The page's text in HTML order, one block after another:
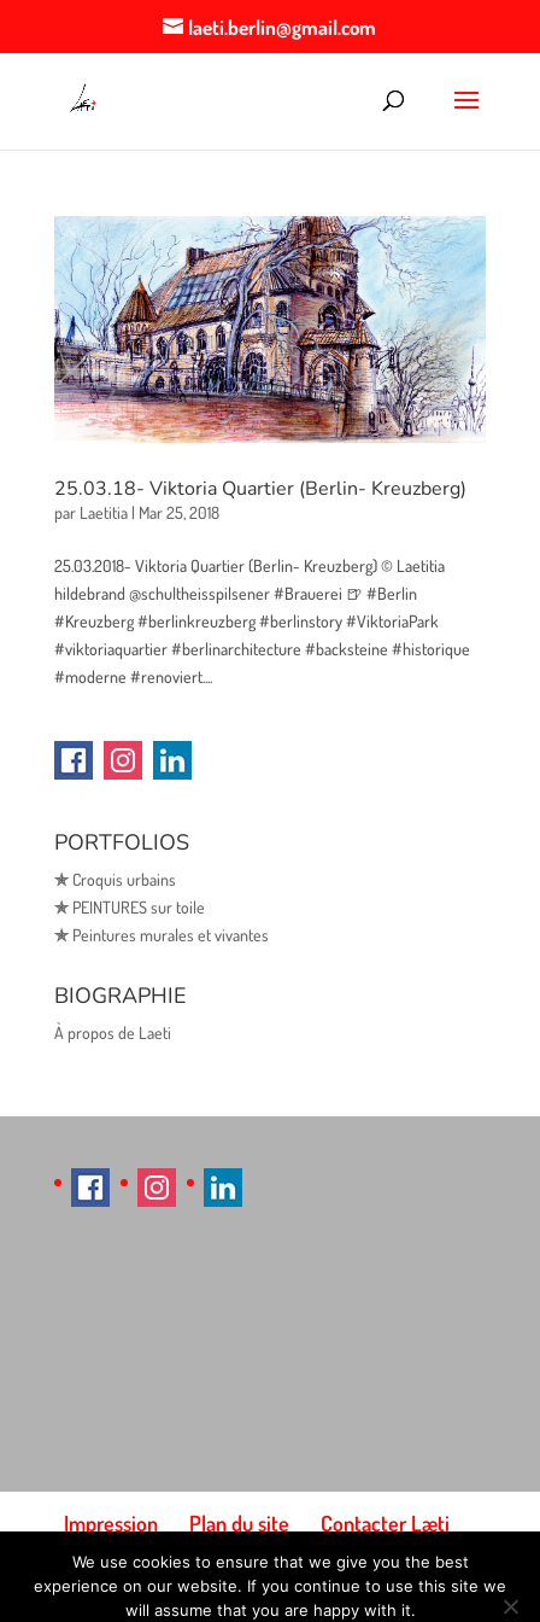
laeti.berlin@gmail.com
25.03.18- Viktoria Quartier (Berlin- Kreuzberg)
par Laetitia| Mar 25, 2018
25.03.2018- Viktoria Quartier (Berlin- Kreuzberg) © Laetitia
hildebrand @schultheisspilsener #Brauerei 🍺 #Berlin
#Kreuzberg #berlinkreuzberg #berlinstory #ViktoriaPark
#viktoriaquartier #berlinarchitecture #backsteine #historique
#moderne #renoviert....
PORTFOLIOS
✯Croquis urbains
✯PEINTURES sur toile
✯Peintures murales et vivantes
BIOGRAPHIE
À propos de Laeti
Impression Plan du site
Contacter Læti
Conditions générales d'utilisation
Paiement et expédition
We use cookies to ensure that we give you the best
experience on our website. If you continue to use this site we
will assume that you are happy with it.